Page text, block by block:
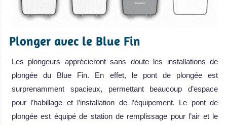
Plonger avec le Blue Fin
Les plongeurs apprécieront sans doute les installations de
plongée du Blue Fin. En effet, le pont de plongée est
surprenamment spacieux, permettant beaucoup d’espace
pour l’habillage et l’installation de l’équipement. Le pont de
plongée est équipé de station de remplissage pour l’air et le